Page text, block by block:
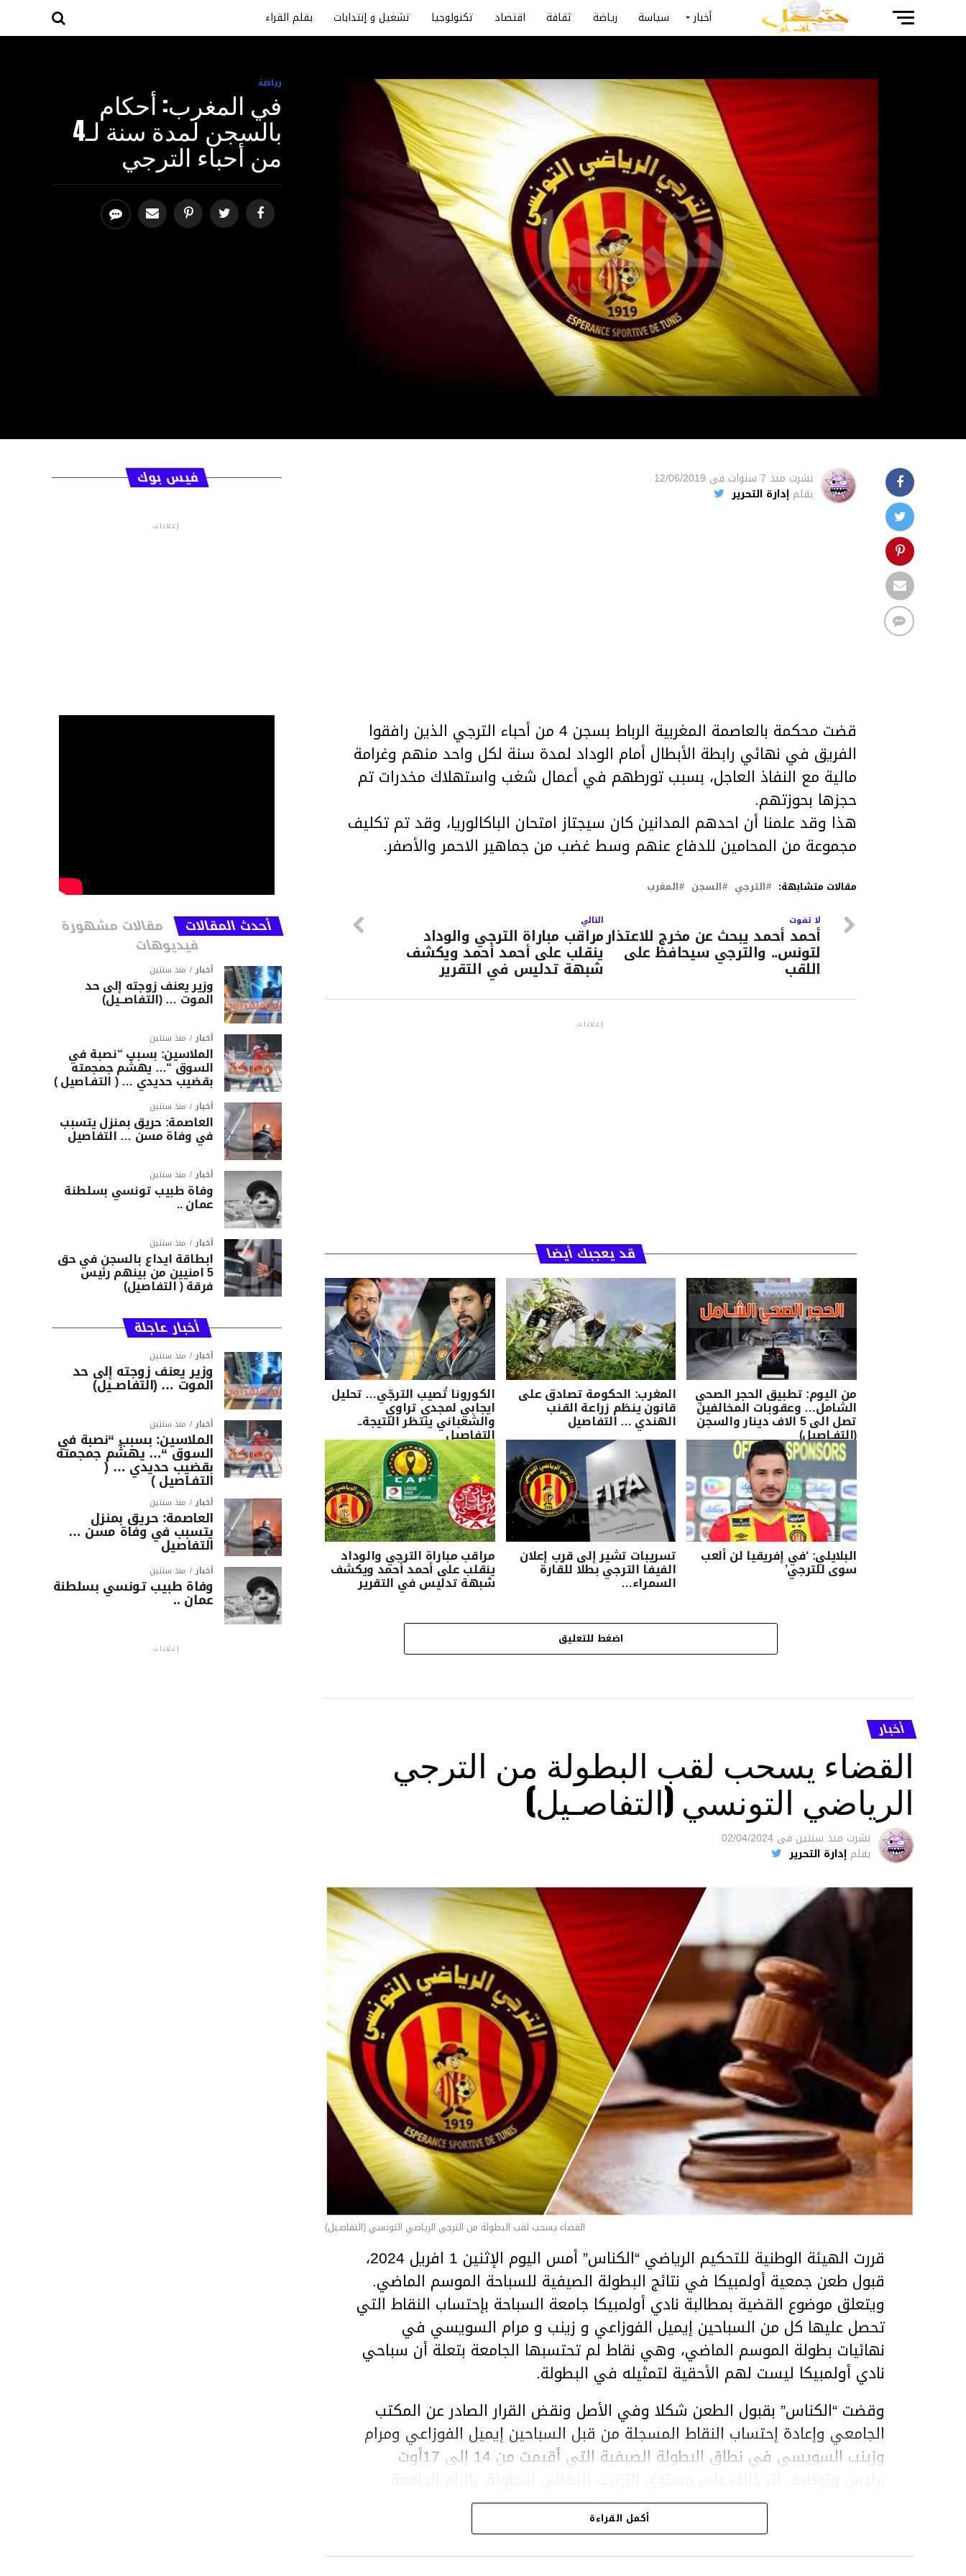
أخبار سياسة رياضة ثقافة اقتصاد تكنولوجيا تشغيل و إنتدابات بقلم القراء
رياضة
في المغرب: أحكام
بالسجن لمدة سنة لـ4
من أحباء الترجي
نشرت منذ 7 سنوات فى 12/06/2019
بقلم إدارة التحرير
قضت محكمة بالعاصمة المغربية الرباط بسجن 4 من أحباء الترجي الذين رافقوا
الفريق في نهائي رابطة الأبطال أمام الوداد لمدة سنة لكل واحد منهم وغرامة
مالية مع النفاذ العاجل، بسبب تورطهم في أعمال شغب واستهلاك مخدرات تم
حجزها بحوزتهم.
هذا وقد علمنا أن احدهم المدانين كان سيجتاز امتحان الباكالوريا، وقد تم تكليف
مجموعة من المحامين للدفاع عنهم وسط غضب من جماهير الاحمر والأصفر.
مقالات متشابهة: الترجي السجن المغرب
التالي
مراقب مباراة الترجي والوداد
ينقلب على أحمد أحمد ويكشف
شبهة تدليس في التقرير
لا تفوت
أحمد أحمد يبحث عن مخرج للاعتذار
لتونس.. والترجي سيحافظ على
اللقب
إعلانات
قد يعجبك أيضا
من اليوم: تطبيق الحجر الصحي
الشامل… وعقوبات المخالفين
تصل الى 5 الاف دينار والسجن
(التفـاصيل)
المغرب: الحكومة تصادق على
قانون ينظم زراعة القنب
الهندي … التفاصيل
الكورونا تُصيب الترجّي… تحليل
ايجابي لمجدي تراوي
والشعباني ينتظر النتيجة..
التفاصيل
البلايلي: ‘في إفريقيا لن ألعب
سوى للترجي’
تسريبات تشير إلى قرب إعلان
الفيفا الترجي بطلا للقارة
السمراء…
مراقب مباراة الترجي والوداد
ينقلب على أحمد أحمد ويكشف
شبهة تدليس في التقرير
اضغط للتعليق
أخبار
القضاء يسحب لقب البطولة من الترجي
الرياضي التونسي (التفاصـيل)
نشرت منذ سنتين فى 02/04/2024
بقلم إدارة التحرير
القضاء يسحب لقب البطولة من الترجي الرياضي التونسي (التفاصـيل)
قررت الهيئة الوطنية للتحكيم الرياضي “الكناس” أمس اليوم الإثنين 1 افريل 2024،
قبول طعن جمعية أولمبيكا في نتائج البطولة الصيفية للسباحة الموسم الماضي.
ويتعلق موضوع القضية بمطالبة نادي أولمبيكا جامعة السباحة بإحتساب النقاط التي
تحصل عليها كل من السباحين إيميل الفوزاعي و زينب و مرام السويسي في
نهائيات بطولة الموسم الماضي، وهي نقاط لم تحتسبها الجامعة بتعلة أن سباحي
نادي أولمبيكا ليست لهم الأحقية لتمثيله في البطولة.
وقضت “الكناس” بقبول الطعن شكلا وفي الأصل ونقض القرار الصادر عن المكتب
الجامعي وإعادة إحتساب النقاط المسجلة من قبل السباحين إيميل الفوزاعي ومرام
وزينب السويسي في نطاق البطولة الصيفية التي أقيمت من 14 إلى 17أوت
بإعادة إحتساب النقاط المذكورة في أجل أقصاه خمسة عشر يوما، وبالتالي سحب
لقب البطولة من الترجي الرياضي ومنحه لفريق أولمبيكا.
أكمل القراءة
فيس بوك
إعلانات
أحدث المقالات مقالات مشهورة
فيديوهات
أخبار منذ سنتين
وزير يعنف زوجته إلى حد
الموت … (التفاصــيل)
أخبار منذ سنتين
الملاسين: بسبب “نصبة في
السوق “… يهشّم جمجمته
بقضيب حديدي … ( التفـاصيل )
أخبار منذ سنتين
العاصمة: حريق بمنزل يتسبب
في وفاة مسن … التفاصيل
أخبار منذ سنتين
وفاة طبيب تونسي بسلطنة
عمان ..
أخبار منذ سنتين
ابطاقة ايداع بالسجن في حق
5 امنيين من بينهم رئيس
فرقة ( التفاصيل)
أخبار عاجلة
أخبار منذ سنتين
وزير يعنف زوجته إلى حد
الموت … (التفاصــيل)
أخبار منذ سنتين
الملاسين: بسبب “نصبة في
السوق “… يهشّم جمجمته
بقضيب حديدي … (
التفـاصيل )
أخبار منذ سنتين
العاصمة: حريق بمنزل
يتسبب في وفاة مسن …
التفاصيل
أخبار منذ سنتين
وفاة طبيب تونسي بسلطنة
عمان ..
إعلانات